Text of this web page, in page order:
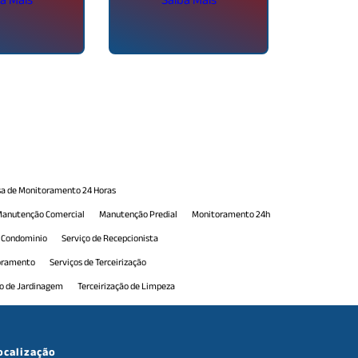
de Monitoramento 24 Horas
Comercial Manutenção Predial
Monitoramento 24h
Serviço de Recepcionista
Serviços de Terceirização
de Jardinagem
Terceirização de Limpeza
de Portaria
Terceirização de Portaria 24h